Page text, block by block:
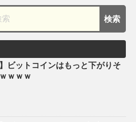
】ビットコインはもっと下がりそ
ｗｗｗ